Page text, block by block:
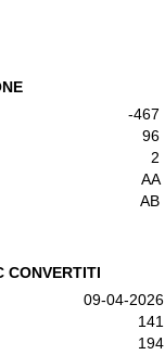
-467
96
2
AA
AB
CONVERTITI
09-04-2026
141
194